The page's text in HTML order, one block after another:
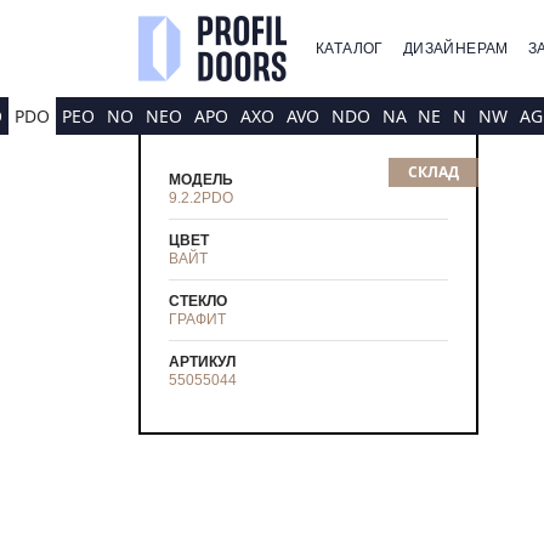
КАТАЛОГ ДИЗАЙНЕРАМ
PDO PEO NO NEO APO AXO AVO NDO NA NE N NW AG
СКЛАД
МОДЕЛЬ
9.2.2PDO
ЦВЕТ
ВАЙТ
СТЕКЛО
ГРАФИТ
АРТИКУЛ
55055044